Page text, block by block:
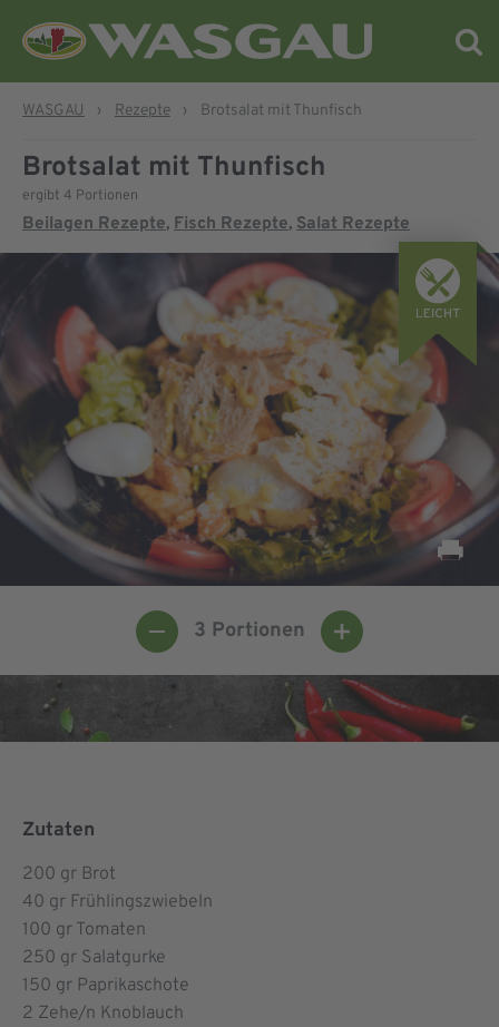
WASGAU › Rezepte › Brotsalat mit Thunfisch
Brotsalat mit Thunfisch
ergibt 4 Portionen
Beilagen Rezepte, Fisch Rezepte, Salat Rezepte
3 Portionen
Zutaten
200 gr Brot
40 gr Frühlingszwiebeln
100 gr Tomaten
250 gr Salatgurke
150 gr Paprikaschote
2 Zehe/n Knoblauch